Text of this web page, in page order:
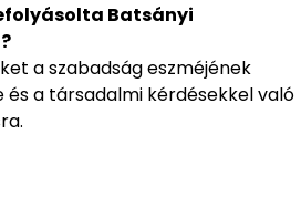
Batsányi
a szabadság eszméjének
és a társadalmi kérdésekkel való